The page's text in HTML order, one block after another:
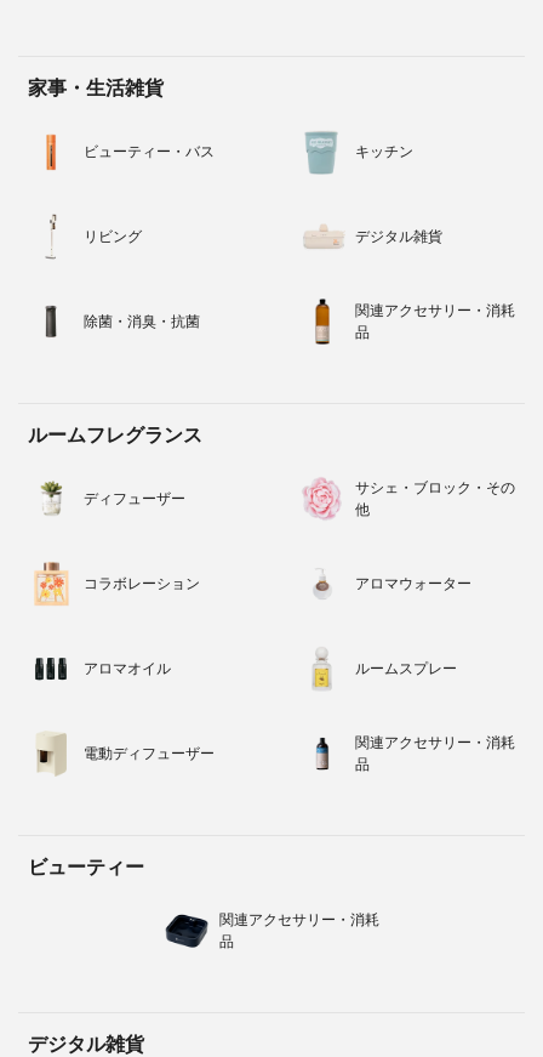
家事・生活雑貨
ビューティー・バス キッチン
リビング デジタル雑貨
除菌・消臭・抗菌
関連アクセサリー・消耗
品
ルームフレグランス
ディフューザー
サシェ・ブロック・その
他
コラボレーション アロマウォーター
アロマオイル ルームスプレー
電動ディフューザー
関連アクセサリー・消耗
品
ビューティー
関連アクセサリー・消耗
品
デジタル雑貨